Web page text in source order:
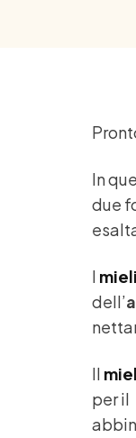
In
due
I
dell’
Il
per il